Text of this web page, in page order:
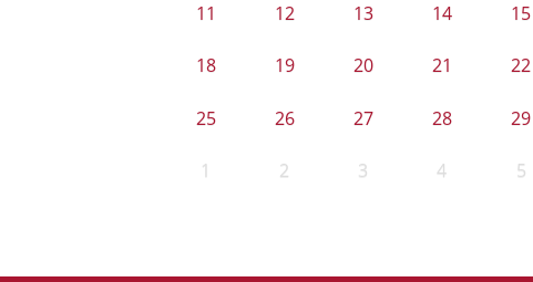
11 12 13 14 15
18 19 20 21 22
25 26 27 28 29
1 2 3 4 5